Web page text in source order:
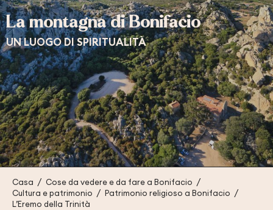
La montagna di Bonifacio
UN LUOGO DI SPIRITUALITÀ
Casa
Cose da vedere e da fare a Bonifacio
Cultura e patrimonio
Patrimonio religioso a Bonifacio
L’Eremo della Trinità